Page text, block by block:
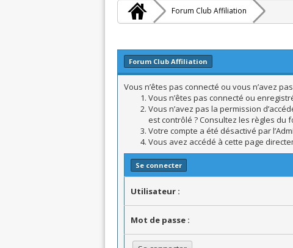
Forum Club Affiliation
Forum Club Affiliation
Vous n’êtes pas connecté ou vous n’avez
Vous n’êtes pas connecté ou
Vous n’avez pas la permission
est contrôlé ? Consultez les règles du
Votre compte a été désactivé par
Vous avez accédé à cette page
Se connecter
Utilisateur :
Mot de passe :